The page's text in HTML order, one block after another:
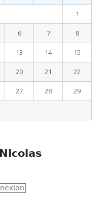
1
6 7 8
13 14 15
20 21 22
27 28 29